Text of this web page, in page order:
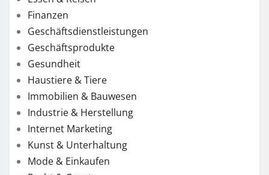
Finanzen
Geschäftsdienstleistungen
Geschäftsprodukte
Gesundheit
Haustiere & Tiere
Immobilien & Bauwesen
Industrie & Herstellung
Internet Marketing
Kunst & Unterhaltung
Mode & Einkaufen